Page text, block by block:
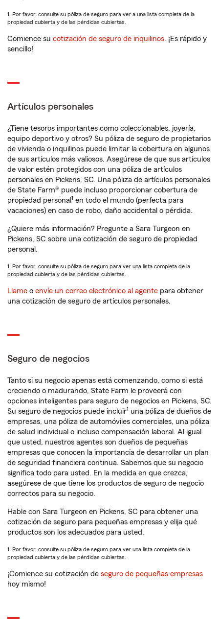
1. Por favor, consulte su póliza de seguro para ver a una lista completa de la
propiedad cubierta y de las pérdidas cubiertas.
Comience su cotización de seguro de inquilinos. ¡Es rápido y
sencillo!
Artículos personales
¿Tiene tesoros importantes como coleccionables, joyería,
equipo deportivo y otros? Su póliza de seguro de propietarios
de vivienda o inquilinos puede limitar la cobertura en algunos
de sus artículos más valiosos. Asegúrese de que sus artículos
de valor estén protegidos con una póliza de artículos
personales en Pickens, SC. Una póliza de artículos personales
de State Farm® puede incluso proporcionar cobertura de
propiedad personal 1 en todo el mundo (perfecta para
vacaciones) en caso de robo, daño accidental o pérdida.
¿Quiere más información? Pregunte a Sara Turgeon en
Pickens, SC sobre una cotización de seguro de propiedad
personal.
1. Por favor, consulte su póliza de seguro para ver una lista completa de la
propiedad cubierta y de las pérdidas cubiertas.
Llame o envíe un correo electrónico al agente para obtener
una cotización de seguro de artículos personales.
Seguro de negocios
Tanto si su negocio apenas está comenzando, como si está
creciendo o madurando, State Farm le proveerá con
opciones inteligentes para seguro de negocios en Pickens, SC.
Su seguro de negocios puede incluir1 una póliza de dueños de
empresas, una póliza de automóviles comerciales, una póliza
de salud individual o incluso compensación laboral. Al igual
que usted, nuestros agentes son dueños de pequeñas
empresas que conocen la importancia de desarrollar un plan
de seguridad financiera continua. Sabemos que su negocio
significa todo para usted. En la medida en que crezca,
asegúrese de que tiene los productos de seguro de negocio
correctos para su negocio.
Hable con Sara Turgeon en Pickens, SC para obtener una
cotización de seguro para pequeñas empresas y elija qué
productos son los adecuados para usted.
1. Por favor, consulte su póliza de seguro para ver una lista completa de la
propiedad cubierta y de las pérdidas cubiertas.
¡Comience su cotización de seguro de pequeñas empresas
hoy mismo!